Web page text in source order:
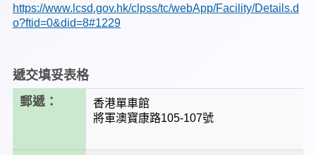
https://www.lcsd.gov.hk/clpss/tc/webApp/Facility/Details.d
o?ftid=0&did=8#1229
遞交填妥表格
郵遞：
香港單車館
將軍澳寶康路105-107號